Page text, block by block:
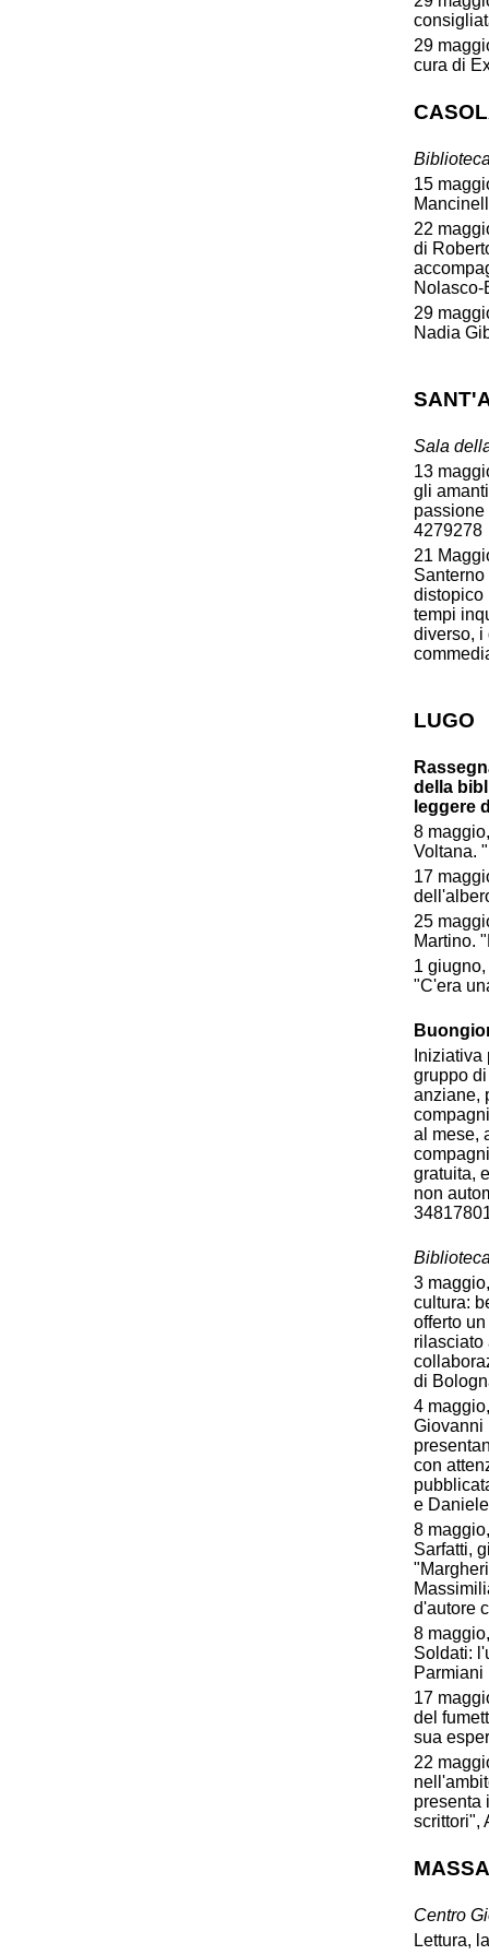
29
cura di
15
22
di
Nolasco-
29
Nadia
Sala
13
gli
passione
4279278
21
distopico
tempi
diverso, i
LUGO
della
leggere
8
Voltana.
17
25
Martino.
1
"C'era
gruppo
anziane,
al mese,
gratuita,
non
3
cultura:
offerto
rilasciato
di
4
Giovanni
con
e
8
Sarfatti,
d'autore
8
Soldati:
Parmiani
17
del
sua
22
presenta
scrittori",
Centro
Lettura,